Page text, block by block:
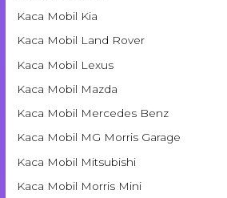
Kaca Mobil Kia
Kaca Mobil Land Rover
Kaca Mobil Lexus
Kaca Mobil Mazda
Kaca Mobil Mercedes Benz
Kaca Mobil MG Morris Garage
Kaca Mobil Mitsubishi
Kaca Mobil Morris Mini